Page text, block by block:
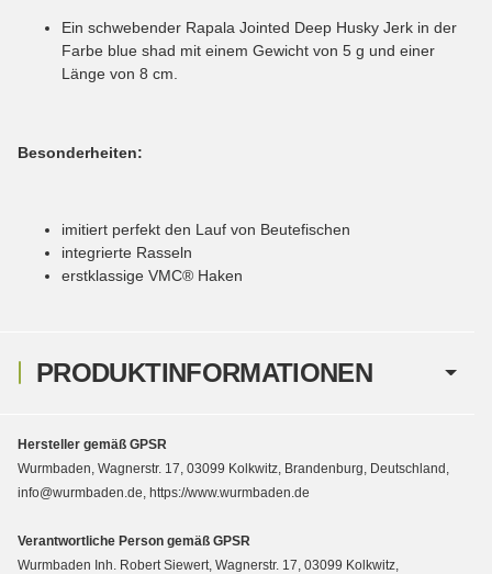
PRODUKTINFORMATIONEN
Ein schwebender Rapala Jointed Deep Husky Jerk in der
Farbe blue shad mit einem Gewicht von 5 g und einer
Länge von 8 cm.
Besonderheiten:
imitiert perfekt den Lauf von Beutefischen
integrierte Rasseln
erstklassige VMC® Haken
Hersteller gemäß GPSR
Wurmbaden, Wagnerstr. 17, 03099 Kolkwitz, Brandenburg, Deutschland,
info@wurmbaden.de, https://www.wurmbaden.de
Verantwortliche Person gemäß GPSR
Wurmbaden Inh. Robert Siewert, Wagnerstr. 17, 03099 Kolkwitz,